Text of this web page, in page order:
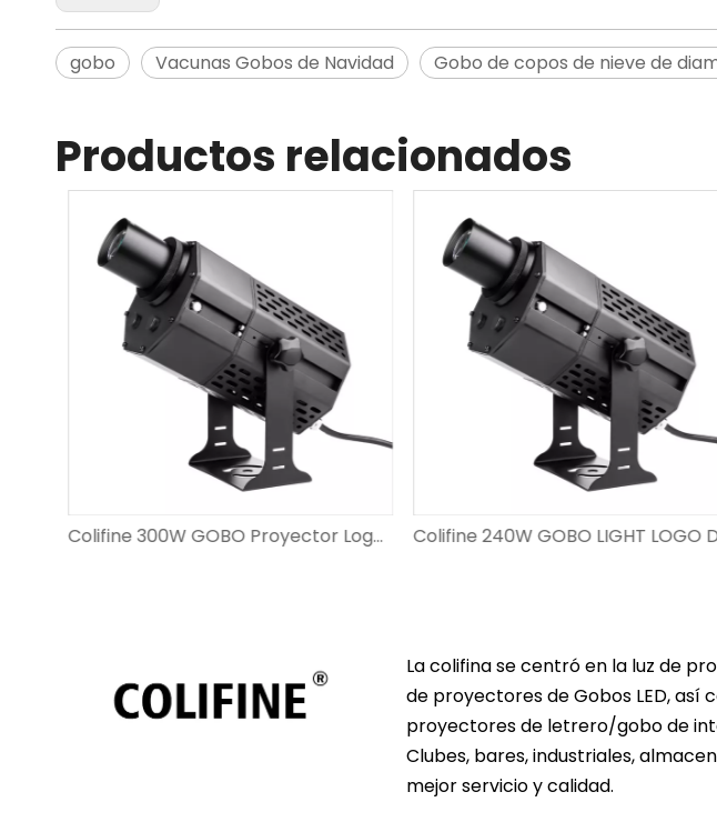
gobo Vacunas Gobos de Navidad Gobo de copos de nieve de
Productos relacionados
Colifine 300W GOBO Proyector Logotipo personalizado Big Watts Proyecting Images Outdoor para anuncio en la pared DS-FS-300
La colifina se centró en la luz de
de proyectores de Gobos LED, así
proyectores de letrero/gobo de
Clubes, bares, industriales,
mejor servicio y calidad.